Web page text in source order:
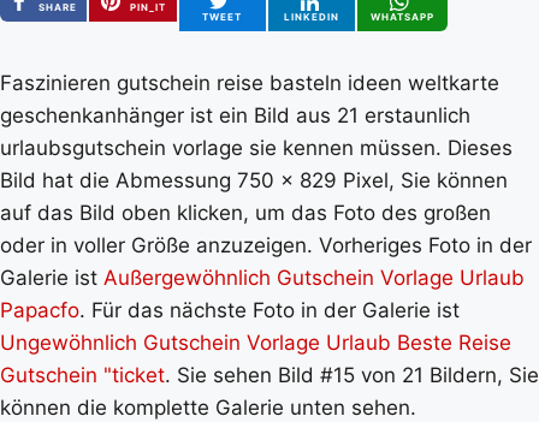
SHARE
PIN_IT
TWEET
LINKEDIN WHATSAPP
Faszinieren gutschein reise basteln ideen weltkarte
geschenkanhänger ist ein Bild aus 21 erstaunlich
urlaubsgutschein vorlage sie kennen müssen. Dieses
Bild hat die Abmessung 750 x 829 Pixel, Sie können
auf das Bild oben klicken, um das Foto des großen
oder in voller Größe anzuzeigen. Vorheriges Foto in der
Galerie ist Außergewöhnlich Gutschein Vorlage Urlaub
Papacfo. Für das nächste Foto in der Galerie ist
Ungewöhnlich Gutschein Vorlage Urlaub Beste Reise
Gutschein "ticket. Sie sehen Bild #15 von 21 Bildern, Sie
können die komplette Galerie unten sehen.